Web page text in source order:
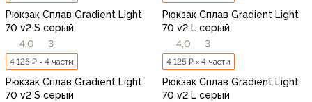
Рюкзак Сплав Gradient Light
70 v2 S серый
4,0
3
4 125 ₽ × 4 части
Рюкзак Сплав Gradient Light
70 v2 S серый
Рюкзак Сплав Gradient Light
70 v2 L серый
4,0
3
4 125 ₽ × 4 части
Рюкзак Сплав Gradient Light
70 v2 L серый